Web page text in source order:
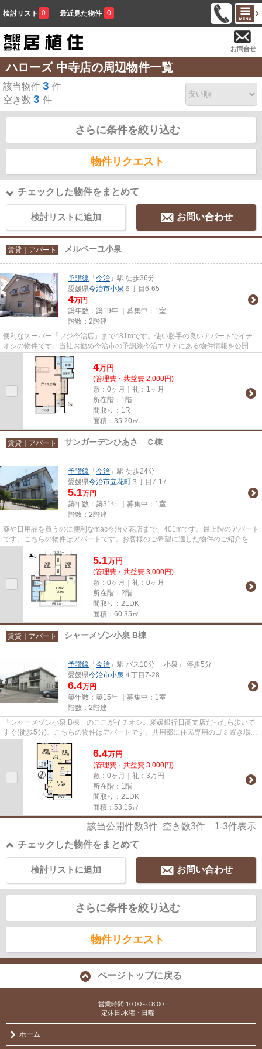
検討リスト 0 最近見た物件 0
お問合せ
ハローズ 中寺店の周辺物件一覧
該当物件 3 件
空き数 3 件
さらに条件を絞り込む
物件リクエスト
チェックした物件をまとめて
検討リストに追加 お問い合わせ
賃貸｜アパート メルベーユ小泉
予讃線 「 今治 」駅 徒歩36分
愛媛県今治市小泉 ５丁目6-65
4万円
築年数：築19年 ｜募集中： 1室
階数：2階建
便利なスーパー「フジ今治店」まで481mです。使い勝手の良いアパートでイチ
オシの物件です。当社お勧め今治市の予讃線今治エリアにある物件情報を公開中
です。気になる方は0898-33-001...
4万円
(管理費・共益費 2,000円)
敷：0ヶ月｜礼：1ヶ月
所在階：1階
間取り：1R
面積：35.20㎡
賃貸｜アパート サンガーデンひあさ Ｃ棟
予讃線 「 今治 」駅 徒歩24分
愛媛県今治市立花町 ３丁目7-17
5.1万円
築年数：築31年 ｜募集中： 1室
階数：2階建
薬や日用品を買うのに便利なmac今治立花店まで、401mです。最上階のアパート
です。こちらの物件はアパートです。お客様のご希望に適した物件のご紹介をい
たします。個々のこだわりやご...
5.1万円
(管理費・共益費 3,000円)
敷：0ヶ月｜礼：0ヶ月
所在階：2階
間取り：2LDK
面積：60.35㎡
賃貸｜アパート シャーメゾン小泉 B棟
予讃線 「 今治 」駅 バス10分 「小泉」 停歩5分
愛媛県今治市小泉 ４丁目7-28
6.4万円
築年数：築15年 ｜募集中： 1室
階数：2階建
「シャーメゾン小泉 B棟」のここがイチオシ。愛媛銀行日高支店だったら歩いて
すぐ(徒歩5分)。こちらの物件はアパートです。共用部に住民専用のゴミ置き場が
あるので、面倒なゴミ出しも...
6.4万円
(管理費・共益費 3,000円)
敷：0ヶ月｜礼：3万円
所在階：1階
間取り：2LDK
面積：53.15㎡
該当公開件数3件 空き数3件 1-3件表示
チェックした物件をまとめて
お問い合わせ
検討リストに追加
さらに条件を絞り込む
物件リクエスト
ページトップに戻る
営業時間:10:00～18:00
定休日:水曜・日曜
ホーム